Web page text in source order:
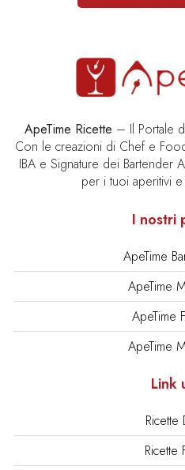
ApeTime Ricette – Il Portale
Con le creazioni di Chef e
IBA e Signature dei Bartender
per i tuoi aperitivi
I nostri
ApeTime
ApeTime
ApeTime
ApeTime
Link
Ricette
Ricette